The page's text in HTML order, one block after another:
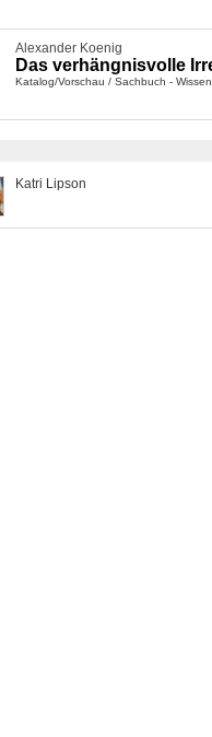
Alexander Koenig
Das verhängnisvolle
Katalog/Vorschau / Sachbuch -
Katri Lipson